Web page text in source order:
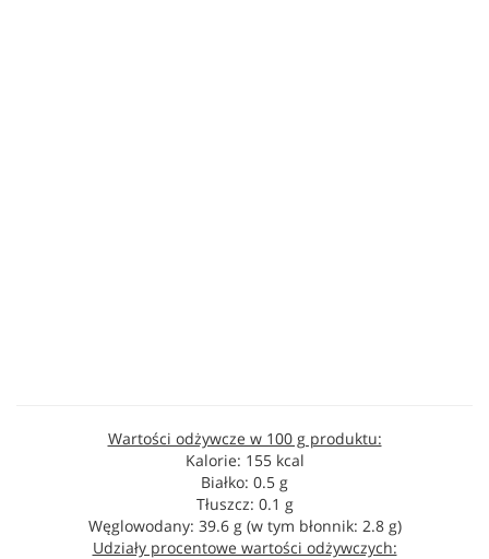
Wartości odżywcze w 100 g produktu:
Kalorie: 155 kcal
Białko: 0.5 g
Tłuszcz: 0.1 g
Węglowodany: 39.6 g (w tym błonnik: 2.8 g)
Udziały procentowe wartości odżywczych: